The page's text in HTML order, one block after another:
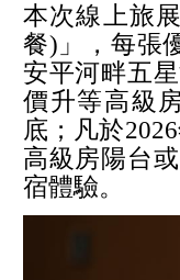
本次線上旅
餐)」，每張
安平河畔五
價升等高級
底；凡於
高級房陽台
宿體驗。